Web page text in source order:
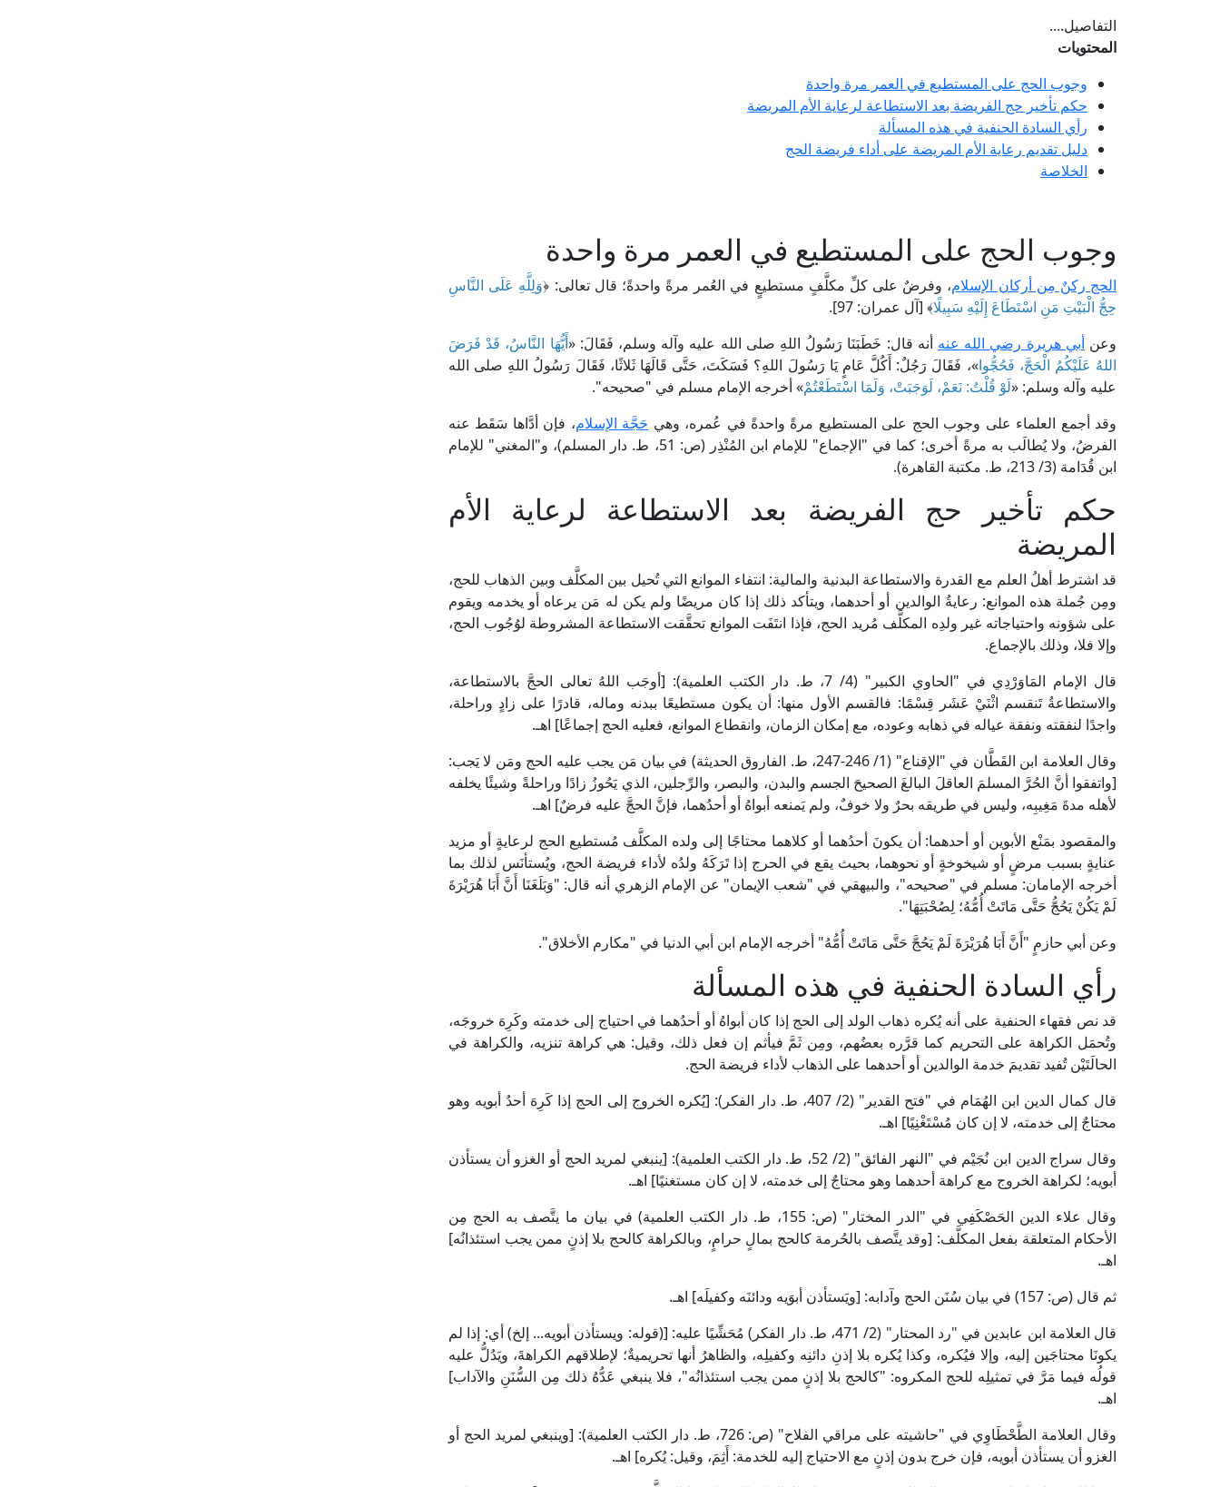
التفاصيل....
المحتويات
وجوب الحج على المستطيع في العمر مرة واحدة
حكم تأخير حج الفريضة بعد الاستطاعة لرعاية الأم المريضة
رأي السادة الحنفية في هذه المسألة
دليل تقديم رعاية الأم المريضة على أداء فريضة الحج
الخلاصة
وجوب الحج على المستطيع في العمر مرة واحدة
الحج ركنٌ مِن أركان الإسلام، وفرضٌ على كلِّ مكلَّفٍ مستطيعٍ في العُمر مرةً واحدةً؛ قال تعالى: ﴿وَلِلَّهِ عَلَى النَّاسِ
حِجُّ الْبَيْتِ مَنِ اسْتَطَاعَ إِلَيْهِ سَبِيلًا﴾ [آل عمران: 97].
وعنأبي هريرة رضي الله عنه أنه قال: خَطَبَنَا رَسُولُ اللهِ صلى الله عليه وآله وسلم، فَقَالَ: «أَيُّهَا النَّاسُ، قَدْ فَرَضَ
اللهُ عَلَيْكُمُ الْحَجَّ، فَحُجُّوا»، فَقَالَ رَجُلٌ: أَكُلَّ عَامٍ يَا رَسُولَ اللهِ؟ فَسَكَتَ، حَتَّى قَالَهَا ثَلاثًا، فَقَالَ رَسُولُ اللهِ صلى الله
عليه وآله وسلم: «لَوْ قُلْتُ: نَعَمْ، لَوَجَبَتْ، وَلَمَا اسْتَطَعْتُمْ» أخرجه الإمام مسلم في "صحيحه".
وقد أجمع العلماء على وجوب الحج على المستطيع مرةً واحدةً في عُمره، وهي حَجَّة الإسلام، فإن أدَّاها سَقَط عنه
الفرضُ، ولا يُطالَب به مرةً أخرى؛ كما في "الإجماع" للإمام ابن المُنْذِر (ص: 51، ط. دار المسلم)، و"المغني" للإمام
ابن قُدَامة (3/ 213، ط. مكتبة القاهرة).
حكم تأخير حج الفريضة بعد الاستطاعة لرعاية الأم
المريضة
قد اشترط أهلُ العلم مع القدرة والاستطاعة البدنية والمالية: انتفاء الموانع التي تُحيل بين المكلَّف وبين الذهاب للحج،
ومِن جُملة هذه الموانع: رعايةُ الوالدين أو أحدهما، ويتأكد ذلك إذا كان مريضًا ولم يكن له مَن يرعاه أو يخدمه ويقوم
على شؤونه واحتياجاته غير ولدِه المكلَّف مُريد الحج، فإذا انتَفَت الموانع تحقَّقت الاستطاعة المشروطة لوُجُوب الحج،
وإلا فلا، وذلك بالإجماع.
قال الإمام المَاوَرْدِي في "الحاوي الكبير" (4/ 7، ط. دار الكتب العلمية): [أوجَب اللهُ تعالى الحجَّ بالاستطاعة،
والاستطاعةُ تَنقسم اثْنَيْ عَشَر قِسْمًا: فالقسم الأول منها: أن يكون مستطيعًا ببدنه وماله، قادرًا على زادٍ وراحلة،
واجدًا لنفقته ونفقة عياله في ذهابه وعوده، مع إمكان الزمان، وانقطاع الموانع، فعليه الحج إجماعًا] اهـ.
وقال العلامة ابن القَطَّان في "الإقناع" (1/ 246-247، ط. الفاروق الحديثة) في بيان مَن يجب عليه الحج ومَن لا يَجب:
[واتفقوا أنَّ الحُرَّ المسلمَ العاقلَ البالغَ الصحيحَ الجسم والبدن، والبصر، والرِّجلين، الذي يَحُوزُ زادًا وراحلةً وشيئًا يخلفه
لأهله مدةَ مَغِيبِه، وليس في طريقه بحرٌ ولا خوفٌ، ولم يَمنعه أبواهُ أو أحدُهما، فإنَّ الحجَّ عليه فرضٌ] اهـ.
والمقصود بمَنْع الأبوين أو أحدهما: أن يكونَ أحدُهما أو كلاهما محتاجًا إلى ولده المكلَّف مُستطيع الحج لرعايةٍ أو مزيد
عنايةٍ بسبب مرضٍ أو شيخوخةٍ أو نحوهما، بحيث يقع في الحرج إذا تَرَكَهُ ولدُه لأداء فريضة الحج، ويُستأنَس لذلك بما
أخرجه الإمامان: مسلم في "صحيحه"، والبيهقي في "شعب الإيمان" عن الإمام الزهري أنه قال: "وَبَلَغَنَا أَنَّ أَبَا هُرَيْرَةَ
لَمْ يَكُنْ يَحُجُّ حَتَّى مَاتَتْ أُمُّهُ؛ لِصُحْبَتِهَا".
وعن أبي حازمٍ "أَنَّ أَبَا هُرَيْرَةَ لَمْ يَحُجَّ حَتَّى مَاتَتْ أُمُّهُ" أخرجه الإمام ابن أبي الدنيا في "مكارم الأخلاق".
رأي السادة الحنفية في هذه المسألة
قد نص فقهاء الحنفية على أنه يُكره ذهاب الولد إلى الحج إذا كان أبواهُ أو أحدُهما في احتياج إلى خدمته وكَرِهَ خروجَه،
وتُحمَل الكراهة على التحريم كما قرَّره بعضُهم، ومِن ثَمَّ فيأثم إن فعل ذلك، وقيل: هي كراهة تنزيه، والكراهة في
الحالَتَيْن تُفيد تقديمَ خدمة الوالدين أو أحدهما على الذهاب لأداء فريضة الحج.
قال كمال الدين ابن الهُمَام في "فتح القدير" (2/ 407، ط. دار الفكر): [يُكره الخروج إلى الحج إذا كَرِهَ أحدُ أبويه وهو
محتاجٌ إلى خدمته، لا إن كان مُسْتَغْنِيًا] اهـ.
وقال سراج الدين ابن نُجَيْم في "النهر الفائق" (2/ 52، ط. دار الكتب العلمية): [ينبغي لمريد الحج أو الغزو أن يستأذن
أبويه؛ لكراهة الخروج مع كراهة أحدهما وهو محتاجٌ إلى خدمته، لا إن كان مستغنيًا] اهـ.
وقال علاء الدين الحَصْكَفِي في "الدر المختار" (ص: 155، ط. دار الكتب العلمية) في بيان ما يتَّصف به الحج مِن
الأحكام المتعلقة بفعل المكلَّف: [وقد يتَّصف بالحُرمة كالحج بمالٍ حرامٍ، وبالكراهة كالحج بلا إذنٍ ممن يجب استئذانُه]
اهـ.
ثم قال (ص: 157) في بيان سُنَن الحج وآدابه: [ويَستأذن أبوَيه ودائنَه وكفيلَه] اهـ.
قال العلامة ابن عابدين في "رد المحتار" (2/ 471، ط. دار الفكر) مُحَشِّيًا عليه: [(قوله: ويستأذن أبويه... إلخ) أي: إذا لم
يكونَا محتاجَين إليه، وإلا فيُكره، وكذا يُكره بلا إذنِ دائنِه وكفيلِه، والظاهرُ أنها تحريميةٌ؛ لإطلاقهم الكراهةَ، ويَدُلُّ عليه
قولُه فيما مَرَّ في تمثيلِه للحج المكروه: "كالحج بلا إذنٍ ممن يجب استئذانُه"، فلا ينبغي عَدُّهُ ذلك مِن السُّنَنِ والآداب]
اهـ.
وقال العلامة الطَّحْطَاوِي في "حاشيته على مراقي الفلاح" (ص: 726، ط. دار الكتب العلمية): [وينبغي لمريد الحج أو
الغزو أن يستأذن أبويه، فإن خرج بدون إذنٍ مع الاحتياج إليه للخدمة: أَثِمَ، وقيل: يُكره] اهـ.